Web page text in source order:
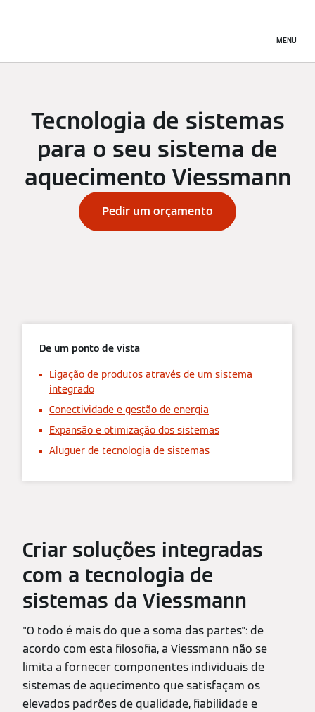
MENU
Tecnologia de sistemas
para o seu sistema de
aquecimento Viessmann
Pedir um orçamento
De um ponto de vista
Ligação de produtos através de um sistema
integrado
Conectividade e gestão de energia
Expansão e otimização dos sistemas
Aluguer de tecnologia de sistemas
Criar soluções integradas
com a tecnologia de
sistemas da Viessmann
"O todo é mais do que a soma das partes": de
acordo com esta filosofia, a Viessmann não se
limita a fornecer componentes individuais de
sistemas de aquecimento que satisfaçam os
elevados padrões de qualidade, fiabilidade e